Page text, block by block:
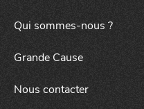
Qui sommes-nous ?
Grande Cause
Nous contacter